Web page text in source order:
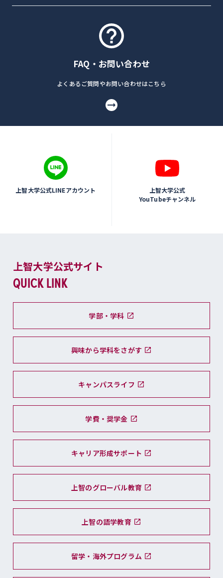
FAQ・お問い合わせ
よくあるご質問やお問い合わせはこちら
上智大学公式LINEアカウント
上智大学公式
YouTubeチャンネル
上智大学公式サイト
QUICK LINK
学部・学科
興味から学科をさがす
キャンパスライフ
学費・奨学金
キャリア形成サポート
上智のグローバル教育
上智の語学教育
留学・海外プログラム